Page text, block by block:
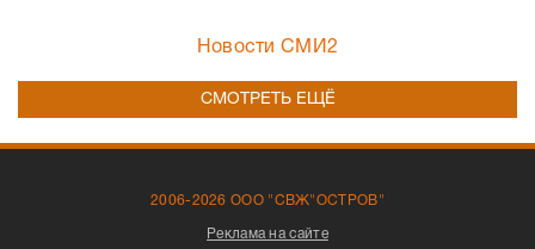
Новости СМИ2
СМОТРЕТЬ ЕЩЁ
2006-2026 ООО "СВЖ"ОСТРОВ"
Реклама на сайте